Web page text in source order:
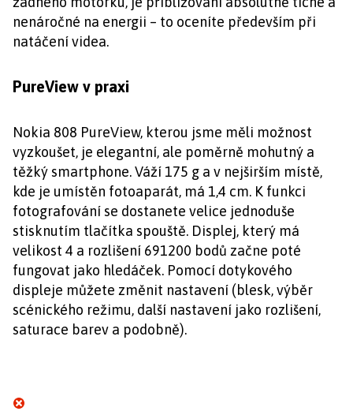
nenáročné na energii – to oceníte především při
natáčení videa.
PureView v praxi
Nokia 808 PureView, kterou jsme měli možnost
vyzkoušet, je elegantní, ale poměrně mohutný a
těžký smartphone. Váží 175 g a v nejširším místě,
kde je umístěn fotoaparát, má 1,4 cm. K funkci
fotografování se dostanete velice jednoduše
stisknutím tlačítka spouště. Displej, který má
velikost 4 a rozlišení 691200 bodů začne poté
fungovat jako hledáček. Pomocí dotykového
displeje můžete změnit nastavení (blesk, výběr
scénického režimu, další nastavení jako rozlišení,
saturace barev a podobně).